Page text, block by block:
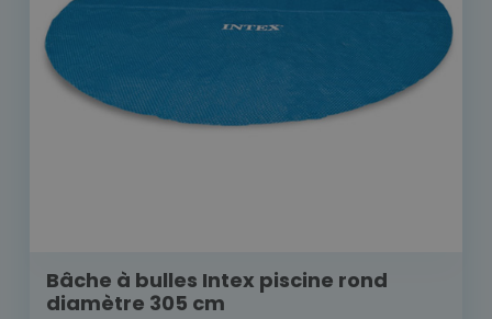
Bâche à bulles Intex piscine rond
diamètre 305 cm